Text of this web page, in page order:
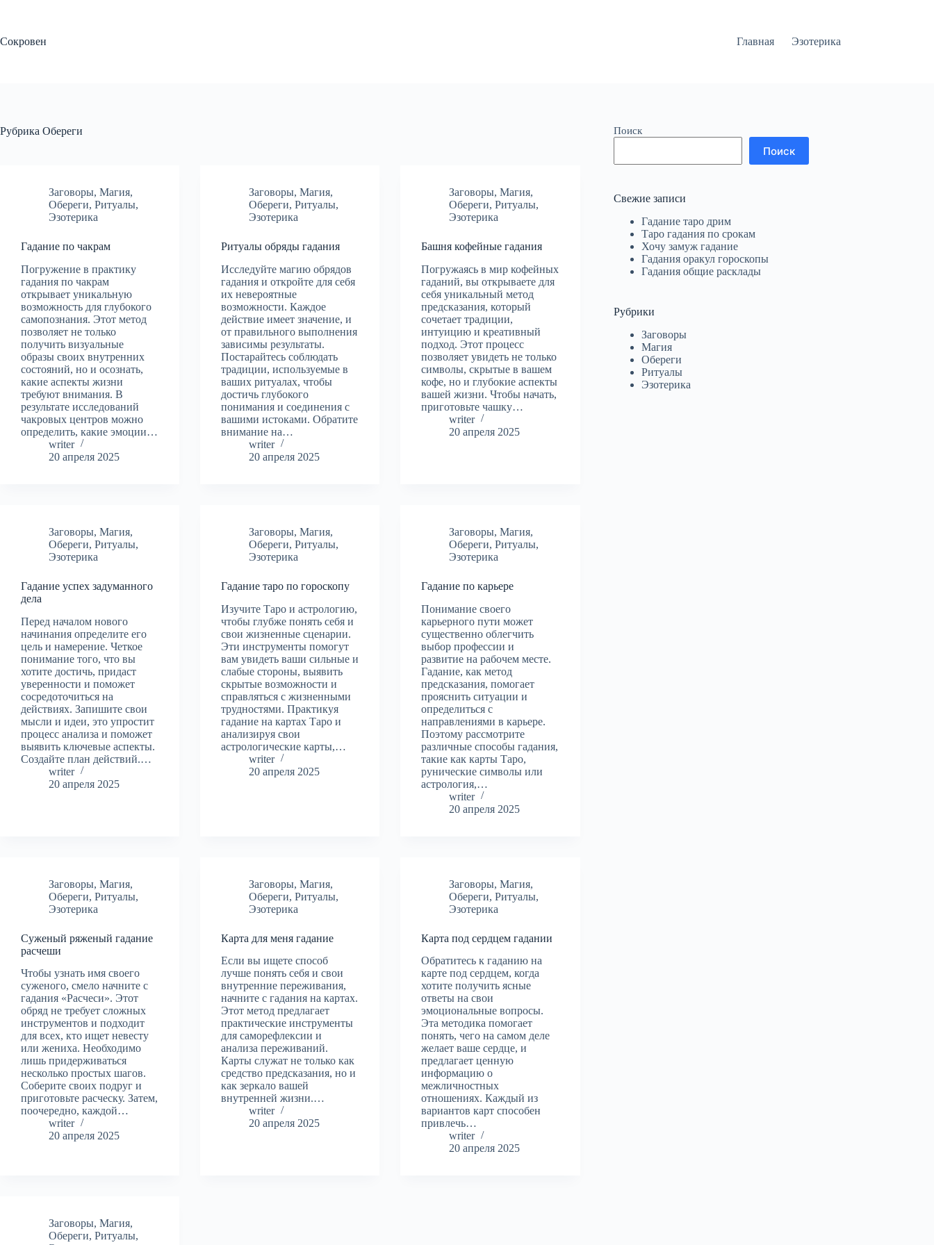
Сокровен
Главная Эзотерика
Рубрика Обереги
Заговоры, Магия,
Обереги, Ритуалы,
Эзотерика
Гадание по чакрам
Погружение в практику
гадания по чакрам
открывает уникальную
возможность для глубокого
самопознания. Этот метод
позволяет не только
получить визуальные
образы своих внутренних
состояний, но и осознать,
какие аспекты жизни
требуют внимания. В
результате исследований
чакровых центров можно
определить, какие эмоции…
writer
20 апреля 2025
Заговоры,Магия,
Обереги,Ритуалы,
Эзотерика
Ритуалы обряды гадания
Исследуйте магию обрядов
гадания и откройте для себя
их невероятные
возможности. Каждое
действие имеет значение, и
от правильного выполнения
зависимы результаты.
Постарайтесь соблюдать
традиции, используемые в
ваших ритуалах, чтобы
достичь глубокого
понимания и соединения с
вашими истоками. Обратите
внимание на…
writer
20 апреля 2025
Заговоры,Магия,
Обереги,Ритуалы,
Эзотерика
Башня кофейные гадания
Погружаясь в мир кофейных
гаданий, вы открываете для
себя уникальный метод
предсказания, который
сочетает традиции,
интуицию и креативный
подход. Этот процесс
позволяет увидеть не только
символы, скрытые в вашем
кофе, но и глубокие аспекты
вашей жизни. Чтобы начать,
приготовьте чашку…
writer
20 апреля 2025
Заговоры, Магия,
Обереги, Ритуалы,
Эзотерика
Гадание успех задуманного
дела
Перед началом нового
начинания определите его
цель и намерение. Четкое
понимание того, что вы
хотите достичь, придаст
уверенности и поможет
сосредоточиться на
действиях. Запишите свои
мысли и идеи, это упростит
процесс анализа и поможет
выявить ключевые аспекты.
Создайте план действий.…
writer
20 апреля 2025
Заговоры,Магия,
Обереги,Ритуалы,
Эзотерика
Гадание таро по гороскопу
Изучите Таро и астрологию,
чтобы глубже понять себя и
свои жизненные сценарии.
Эти инструменты помогут
вам увидеть ваши сильные и
слабые стороны, выявить
скрытые возможности и
справляться с жизненными
трудностями. Практикуя
гадание на картах Таро и
анализируя свои
астрологические карты,…
writer
20 апреля 2025
Заговоры,Магия,
Обереги,Ритуалы,
Эзотерика
Гадание по карьере
Понимание своего
карьерного пути может
существенно облегчить
выбор профессии и
развитие на рабочем месте.
Гадание, как метод
предсказания, помогает
прояснить ситуации и
определиться с
направлениями в карьере.
Поэтому рассмотрите
различные способы гадания,
такие как карты Таро,
рунические символы или
астрология,…
writer
20 апреля 2025
Заговоры, Магия,
Обереги, Ритуалы,
Эзотерика
Суженый ряженый гадание
расчеши
Чтобы узнать имя своего
суженого, смело начните с
гадания «Расчеси». Этот
обряд не требует сложных
инструментов и подходит
для всех, кто ищет невесту
или жениха. Необходимо
лишь придерживаться
несколько простых шагов.
Соберите своих подруг и
приготовьте расческу. Затем,
поочередно, каждой…
writer
20 апреля 2025
Заговоры,Магия,
Обереги,Ритуалы,
Эзотерика
Карта для меня гадание
Если вы ищете способ
лучше понять себя и свои
внутренние переживания,
начните с гадания на картах.
Этот метод предлагает
практические инструменты
для саморефлексии и
анализа переживаний.
Карты служат не только как
средство предсказания, но и
как зеркало вашей
внутренней жизни.…
writer
20 апреля 2025
Заговоры,Магия,
Обереги,Ритуалы,
Эзотерика
Карта под сердцем гадании
Обратитесь к гаданию на
карте под сердцем, когда
хотите получить ясные
ответы на свои
эмоциональные вопросы.
Эта методика помогает
понять, чего на самом деле
желает ваше сердце, и
предлагает ценную
информацию о
межличностных
отношениях. Каждый из
вариантов карт способен
привлечь…
writer
20 апреля 2025
Заговоры, Магия,
Обереги, Ритуалы,
Поиск
Поиск
Свежие записи
Гадание таро дрим
Таро гадания по срокам
Хочу замуж гадание
Гадания оракул гороскопы
Гадания общие расклады
Рубрики
Заговоры
Магия
Обереги
Ритуалы
Эзотерика